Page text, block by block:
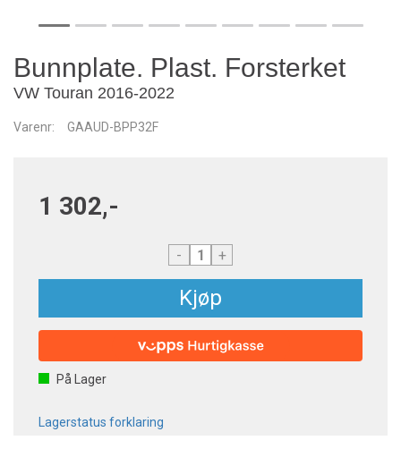
Bunnplate. Plast. Forsterket
VW Touran 2016-2022
Varenr: GAAUD-BPP32F
1 302,-
- +
Kjøp
På Lager
Lagerstatus forklaring